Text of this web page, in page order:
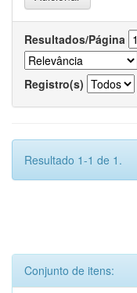
Resultados/Página
Registro(s)
Resultado 1-1 de 1.
Conjunto de itens: